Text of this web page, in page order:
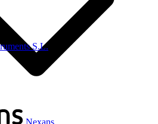
S.L.
Nexans